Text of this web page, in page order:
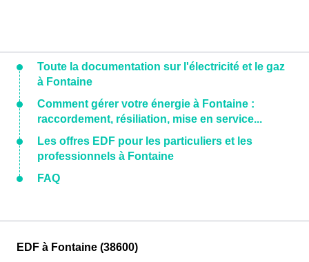
Toute la documentation sur l'électricité et le gaz
à Fontaine
Comment gérer votre énergie à Fontaine :
raccordement, résiliation, mise en service...
Les offres EDF pour les particuliers et les
professionnels à Fontaine
FAQ
EDF à Fontaine (38600)